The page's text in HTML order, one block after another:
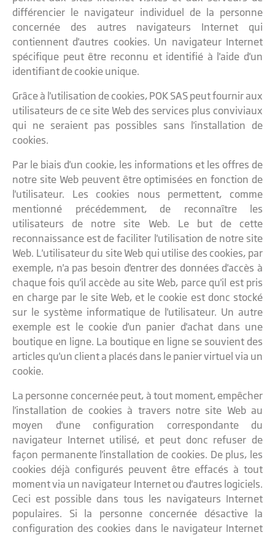
différencier le navigateur individuel de la personne
concernée des autres navigateurs Internet qui
contiennent d'autres cookies. Un navigateur Internet
spécifique peut être reconnu et identifié à l'aide d'un
identifiant de cookie unique.
Grâce à l'utilisation de cookies, POK SAS peut fournir aux
utilisateurs de ce site Web des services plus conviviaux
qui ne seraient pas possibles sans l'installation de
cookies.
Par le biais d'un cookie, les informations et les offres de
notre site Web peuvent être optimisées en fonction de
l'utilisateur. Les cookies nous permettent, comme
mentionné précédemment, de reconnaître les
utilisateurs de notre site Web. Le but de cette
reconnaissance est de faciliter l'utilisation de notre site
Web. L'utilisateur du site Web qui utilise des cookies, par
exemple, n'a pas besoin d'entrer des données d'accès à
chaque fois qu'il accède au site Web, parce qu'il est pris
en charge par le site Web, et le cookie est donc stocké
sur le système informatique de l'utilisateur. Un autre
exemple est le cookie d'un panier d'achat dans une
boutique en ligne. La boutique en ligne se souvient des
articles qu'un client a placés dans le panier virtuel via un
cookie.
La personne concernée peut, à tout moment, empêcher
l'installation de cookies à travers notre site Web au
moyen d'une configuration correspondante du
navigateur Internet utilisé, et peut donc refuser de
façon permanente l'installation de cookies. De plus, les
cookies déjà configurés peuvent être effacés à tout
moment via un navigateur Internet ou d'autres logiciels.
Ceci est possible dans tous les navigateurs Internet
populaires. Si la personne concernée désactive la
configuration des cookies dans le navigateur Internet